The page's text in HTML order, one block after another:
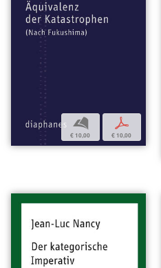
b
€ 10,00
p
€ 10,00